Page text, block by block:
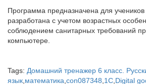
Программа предназначена для учеников
разработана с учетом возрастных
соблюдением санитарных требований
компьютере.
Tags: Домашний тренажер 6 класс.
язык математика con087348 1C Digital